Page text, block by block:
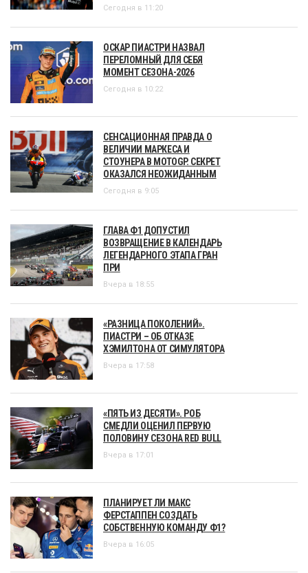
Сегодня в 11:20
ОСКАР ПИАСТРИ НАЗВАЛ
ПЕРЕЛОМНЫЙ ДЛЯ СЕБЯ
МОМЕНТ СЕЗОНА-2026
Сегодня в 10:22
СЕНСАЦИОННАЯ ПРАВДА О
ВЕЛИЧИИ МАРКЕСА И
СТОУНЕРА В MOTOGP. СЕКРЕТ
ОКАЗАЛСЯ НЕОЖИДАННЫМ
Сегодня в 9:05
ГЛАВА Ф1 ДОПУСТИЛ
ВОЗВРАЩЕНИЕ В КАЛЕНДАРЬ
ЛЕГЕНДАРНОГО ЭТАПА ГРАН
ПРИ
Вчера в 18:55
«РАЗНИЦА ПОКОЛЕНИЙ».
ПИАСТРИ – ОБ ОТКАЗЕ
ХЭМИЛТОНА ОТ СИМУЛЯТОРА
Вчера в 17:58
«ПЯТЬ ИЗ ДЕСЯТИ». РОБ
СМЕДЛИ ОЦЕНИЛ ПЕРВУЮ
ПОЛОВИНУ СЕЗОНА RED BULL
Вчера в 17:01
ПЛАНИРУЕТ ЛИ МАКС
ФЕРСТАППЕН СОЗДАТЬ
СОБСТВЕННУЮ КОМАНДУ Ф1?
Вчера в 16:05